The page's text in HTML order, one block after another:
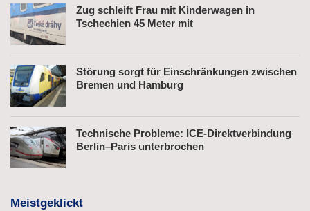
Zug schleift Frau mit Kinderwagen in
Tschechien 45 Meter mit
Störung sorgt für Einschränkungen zwischen
Bremen und Hamburg
Technische Probleme: ICE-Direktverbindung
Berlin–Paris unterbrochen
Meistgeklickt